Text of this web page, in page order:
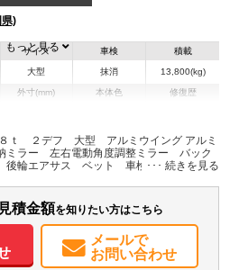
)
サイズ
大型
車検
抹消
積載
13,800(kg)
外寸(mm)
H:3,770
本体色 修復歴
装備情報
ニター
もっと見る
ｔ ２デフ 大型 アルミウイング アルミ
ラー 左右電動角度調整ミラー バック
輪エアサス ベット 車検証サイズ１１
積金額を知りたい方はこちら
メールで
お問い合わせ